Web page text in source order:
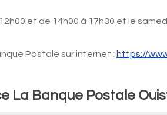
et de 14h00 à 17h30 et le
Postale sur internet : https://
La Banque Postale